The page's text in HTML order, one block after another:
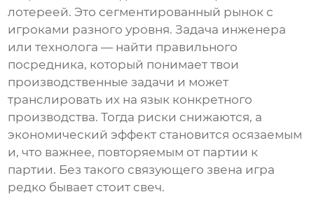
лотереей. Это сегментированный рынок с
игроками разного уровня. Задача инженера
или технолога — найти правильного
посредника, который понимает твои
производственные задачи и может
транслировать их на язык конкретного
производства. Тогда риски снижаются, а
экономический эффект становится осязаемым
и, что важнее, повторяемым от партии к
партии. Без такого связующего звена игра
редко бывает стоит свеч.